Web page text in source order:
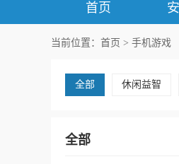
首页
当前位置： 首页 > 手机游戏
全部 休闲益智
全部